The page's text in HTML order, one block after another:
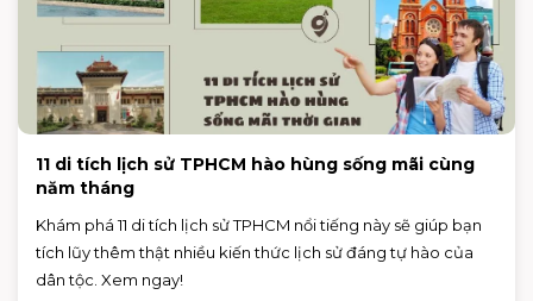
11 di tích lịch sử TPHCM hào hùng sống mãi cùng
năm tháng
Khám phá 11 di tích lịch sử TPHCM nổi tiếng này sẽ giúp bạn
tích lũy thêm thật nhiều kiến thức lịch sử đáng tự hào của
dân tộc. Xem ngay!